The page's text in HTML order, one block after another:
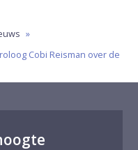
»
Cobi Reisman over de